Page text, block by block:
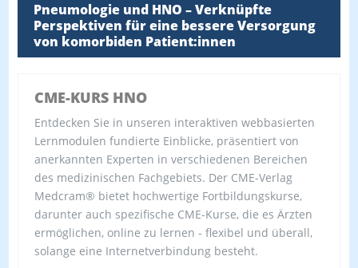
Pneumologie und HNO – Verknüpfte
Perspektiven für eine bessere Versorgung
von komorbiden Patient:innen
CME-KURS HNO
Entdecken Sie in unseren interaktiven webbasierten
Lernmodulen fundierte Einblicke, präsentiert von
anerkannten Experten in verschiedenen Bereichen
des medizinischen Fachgebiets. Der CME-Verlag
Medcram® bietet hochwertige Fortbildungskurse,
darunter auch spezifische CME-Kurse, die es Ärzten
ermöglichen, online zu lernen - flexibel und überall,
solange eine Internetverbindung besteht.